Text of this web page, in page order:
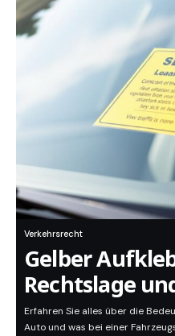
Verkehrsrecht
Gelber
Rechtslage
Erfahren Sie alles über die
Auto und was bei einer